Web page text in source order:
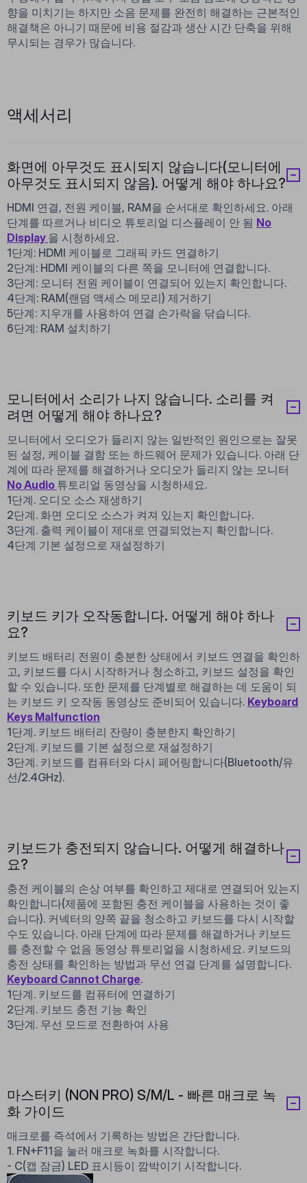
향을 미치기는 하지만 소음 문제를 완전히 해결하는 근본적인
해결책은 아니기 때문에 비용 절감과 생산 시간 단축을 위해
무시되는 경우가 많습니다.
액세서리
화면에 아무것도 표시되지 않습니다(모니터에
아무것도 표시되지 않음). 어떻게 해야 하나요?
HDMI 연결, 전원 케이블, RAM을 순서대로 확인하세요. 아래
단계를 따르거나 비디오 튜토리얼 디스플레이 안 됨 No
Display 을 시청하세요.
1단계: HDMI 케이블로 그래픽 카드 연결하기
2단계: HDMI 케이블의 다른 쪽을 모니터에 연결합니다.
3단계: 모니터 전원 케이블이 연결되어 있는지 확인합니다.
4단계: RAM(랜덤 액세스 메모리) 제거하기
5단계: 지우개를 사용하여 연결 손가락을 닦습니다.
6단계: RAM 설치하기
모니터에서 소리가 나지 않습니다. 소리를 켜
려면 어떻게 해야 하나요?
모니터에서 오디오가 들리지 않는 일반적인 원인으로는 잘못
된 설정, 케이블 결함 또는 하드웨어 문제가 있습니다. 아래 단
계에 따라 문제를 해결하거나 오디오가 들리지 않는 모니터
No Audio 튜토리얼 동영상을 시청하세요.
1단계. 오디오 소스 재생하기
2단계. 화면 오디오 소스가 켜져 있는지 확인합니다.
3단계. 출력 케이블이 제대로 연결되었는지 확인합니다.
4단계 기본 설정으로 재설정하기
키보드 키가 오작동합니다. 어떻게 해야 하나
요?
키보드 배터리 전원이 충분한 상태에서 키보드 연결을 확인하
고, 키보드를 다시 시작하거나 청소하고, 키보드 설정을 확인
할 수 있습니다. 또한 문제를 단계별로 해결하는 데 도움이 되
는 키보드 키 오작동 동영상도 준비되어 있습니다. Keyboard
Keys Malfunction
1단계. 키보드 배터리 잔량이 충분한지 확인하기
2단계. 키보드를 기본 설정으로 재설정하기
3단계. 키보드를 컴퓨터와 다시 페어링합니다(Bluetooth/유
선/2.4GHz).
키보드가 충전되지 않습니다. 어떻게 해결하나
요?
충전 케이블의 손상 여부를 확인하고 제대로 연결되어 있는지
확인합니다(제품에 포함된 충전 케이블을 사용하는 것이 좋
습니다). 커넥터의 양쪽 끝을 청소하고 키보드를 다시 시작할
수도 있습니다. 아래 단계에 따라 문제를 해결하거나 키보드
를 충전할 수 없음 동영상 튜토리얼을 시청하세요. 키보드의
충전 상태를 확인하는 방법과 무선 연결 단계를 설명합니다.
Keyboard Cannot Charge.
1단계. 키보드를 컴퓨터에 연결하기
2단계. 키보드 충전 기능 확인
3단계. 무선 모드로 전환하여 사용
마스터키 (NON PRO) S/M/L - 빠른 매크로 녹
화 가이드
매크로를 즉석에서 기록하는 방법은 간단합니다.
1. FN+F11을 눌러 매크로 녹화를 시작합니다.
- C(캡 잠금) LED 표시등이 깜박이기 시작합니다.